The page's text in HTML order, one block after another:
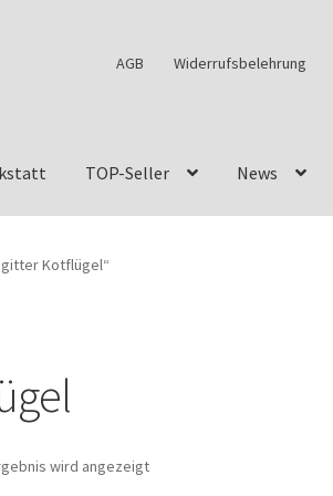
AGB Widerrufsbelehrung
TOP-Seller News
Felge ist für mein G-Modell 2018 verfügbar
Restore – Tune – Drive
Kotflügel“
wird angezeigt